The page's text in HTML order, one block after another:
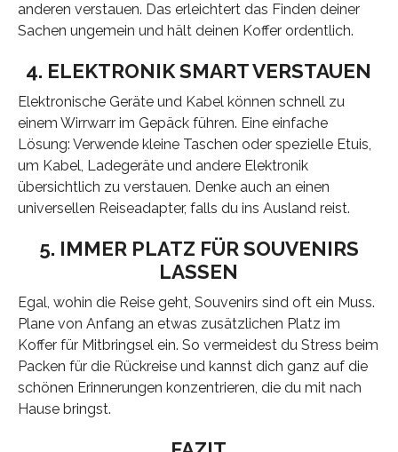
anderen verstauen. Das erleichtert das Finden deiner
Sachen ungemein und hält deinen Koffer ordentlich.
4. ELEKTRONIK SMART VERSTAUEN
Elektronische Geräte und Kabel können schnell zu
einem Wirrwarr im Gepäck führen. Eine einfache
Lösung: Verwende kleine Taschen oder spezielle Etuis,
um Kabel, Ladegeräte und andere Elektronik
übersichtlich zu verstauen. Denke auch an einen
universellen Reiseadapter, falls du ins Ausland reist.
5. IMMER PLATZ FÜR SOUVENIRS
LASSEN
Egal, wohin die Reise geht, Souvenirs sind oft ein Muss.
Plane von Anfang an etwas zusätzlichen Platz im
Koffer für Mitbringsel ein. So vermeidest du Stress beim
Packen für die Rückreise und kannst dich ganz auf die
schönen Erinnerungen konzentrieren, die du mit nach
Hause bringst.